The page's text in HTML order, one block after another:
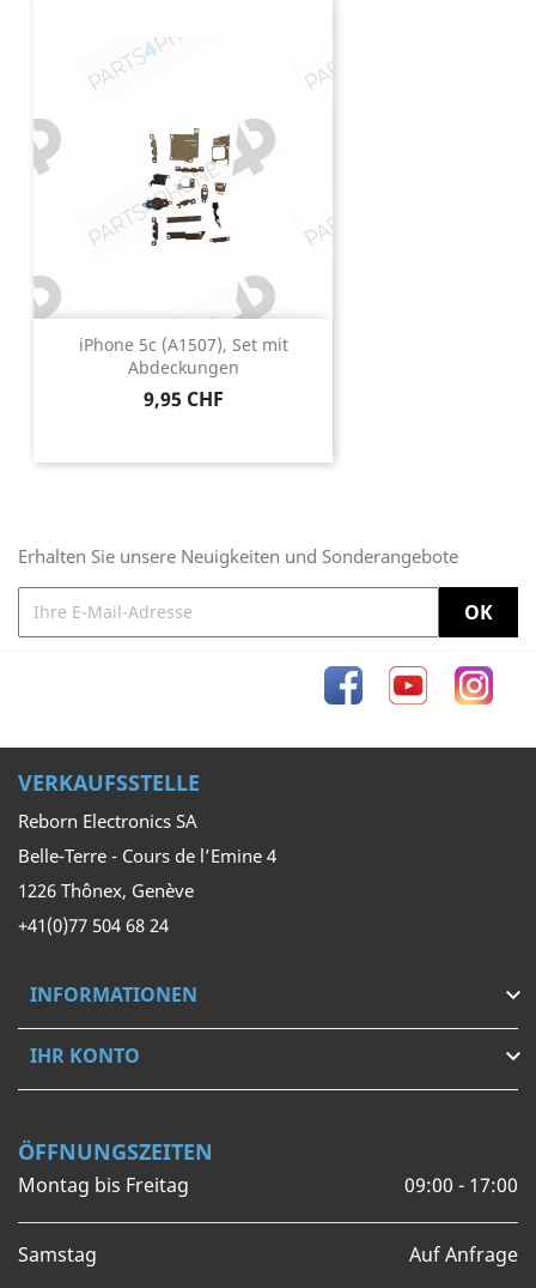
iPhone 5c (A1507), Set mit
Abdeckungen
Preis
9,95 CHF
Erhalten Sie unsere Neuigkeiten und Sonderangebote
FacebookYouTube
VERKAUFSSTELLE
Reborn Electronics SA
Belle-Terre - Cours de l’Emine 4
1226 Thônex, Genève
+41(0)77 504 68 24
INFORMATIONEN 
IHR KONTO 
ÖFFNUNGSZEITEN
Montag bis Freitag 09:00 - 17:00
Samstag Auf Anfrage